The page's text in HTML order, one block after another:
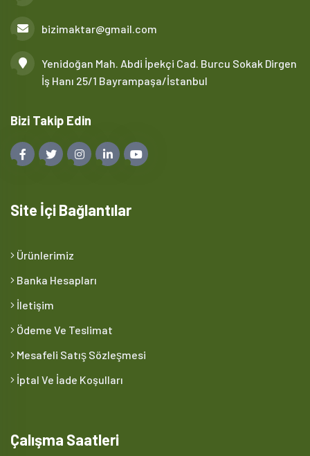
bizimaktar@gmail.com
Yenidoğan Mah. Abdi İpekçi Cad. Burcu Sokak Dirgen
İş Hanı 25/1 Bayrampaşa/İstanbul
Bizi Takip Edin
Site İçi Bağlantılar
Ürünlerimiz
Banka Hesapları
İletişim
Ödeme Ve Teslimat
Mesafeli Satış Sözleşmesi
İptal Ve İade Koşulları
Çalışma Saatleri